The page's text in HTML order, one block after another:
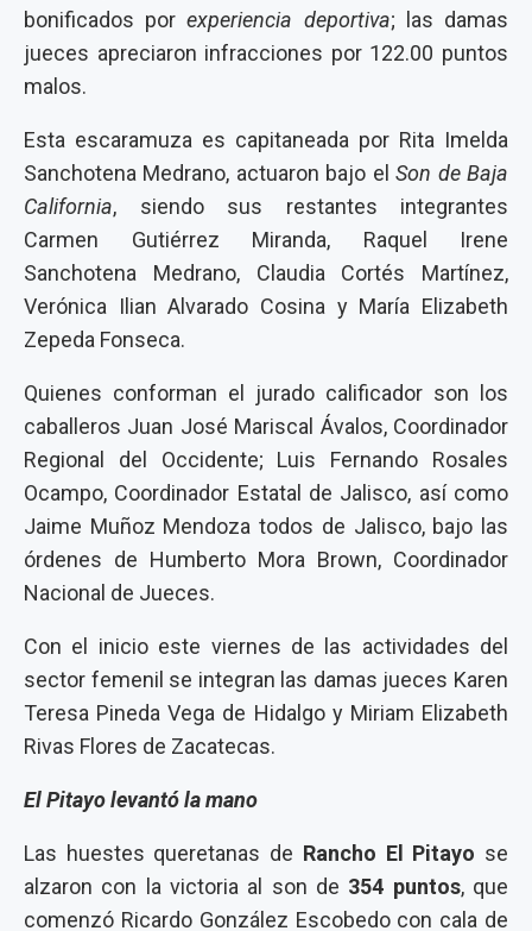
bonificados porexperiencia deportiva; las damas
jueces apreciaron infracciones por 122.00 puntos
malos.
Esta escaramuza es capitaneada por Rita Imelda
Sanchotena Medrano, actuaron bajo elSon de Baja
California, siendo sus restantes integrantes
Carmen Gutiérrez Miranda, Raquel Irene
Sanchotena Medrano, Claudia Cortés Martínez,
Verónica Ilian Alvarado Cosina y María Elizabeth
Zepeda Fonseca.
Quienes conforman el jurado calificador son los
caballeros Juan José Mariscal Ávalos, Coordinador
Regional del Occidente; Luis Fernando Rosales
Ocampo, Coordinador Estatal de Jalisco, así como
Jaime Muñoz Mendoza todos de Jalisco, bajo las
órdenes de Humberto Mora Brown, Coordinador
Nacional de Jueces.
Con el inicio este viernes de las actividades del
sector femenil se integran las damas jueces Karen
Teresa Pineda Vega de Hidalgo y Miriam Elizabeth
Rivas Flores de Zacatecas.
El Pitayo levantó la mano
Las huestes queretanas de Rancho El Pitayo se
alzaron con la victoria al son de 354 puntos, que
comenzó Ricardo González Escobedo con cala de